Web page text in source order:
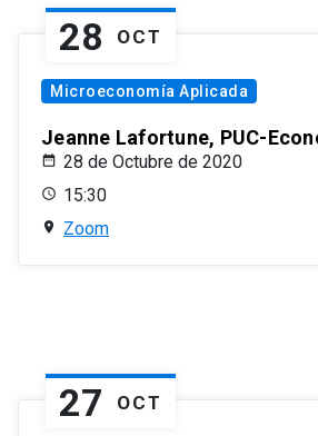
28 OCT
Microeconomía Aplicada
Jeanne Lafortune, PUC-
28 de Octubre de 2020
15:30
Zoom
27 OCT